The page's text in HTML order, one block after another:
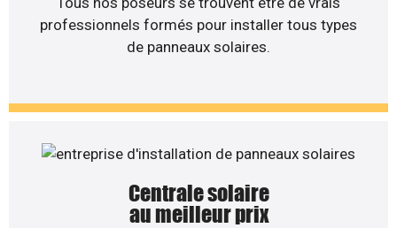
professionnels formés pour installer tous types
de panneaux solaires.
Centrale solaire
au meilleur prix